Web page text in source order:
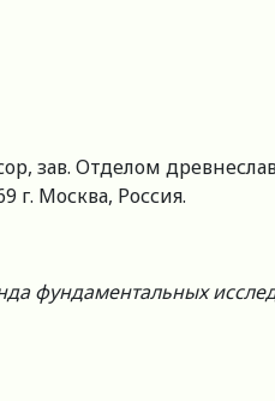
зав. Отделом
г. Москва, Россия.
фундаментальных